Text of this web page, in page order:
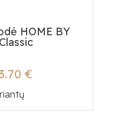
HOME BY
€